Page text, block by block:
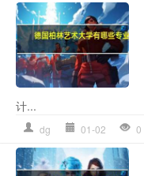
计...
dg 01-02 0